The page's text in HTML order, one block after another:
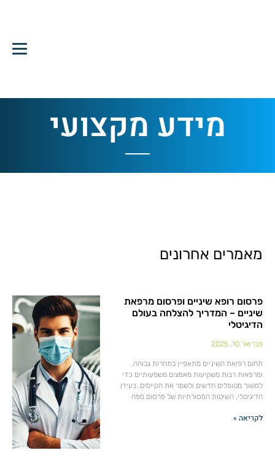
מידע מקצועי
מאמרים אחרונים
פרסום רופא שיניים ופרסום מרפאת
שיניים – המדריך להצלחה בעולם
הדיגיטלי
פברואר 10, 2025
תחום רפואת השיניים מתאפיין בתחרות גבוהה,
ומרפאות רבות משקיעות מאמצים משמעותיים כדי
למשוך מטופלים חדשים ולשמר את הקיימים. בעידן
הדיגיטלי, השיטות המסורתיות של פרסום מפה
לקריאה »